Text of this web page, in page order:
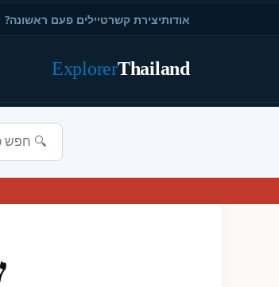
אודותיצירת קשרטיילים פעם ראשונה?
Thailand
Explorer